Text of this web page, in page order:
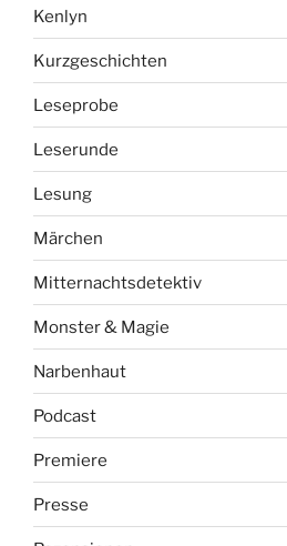
Kenlyn
Kurzgeschichten
Leseprobe
Leserunde
Lesung
Märchen
Mitternachtsdetektiv
Monster & Magie
Narbenhaut
Podcast
Premiere
Presse